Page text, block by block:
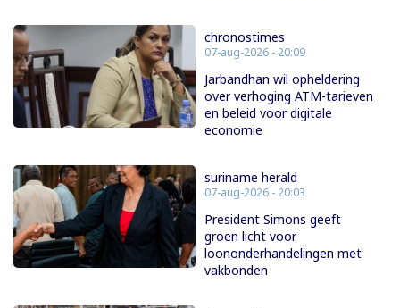
chronostimes
07-aug-2026 - 20:09
Jarbandhan wil opheldering
over verhoging ATM-tarieven
en beleid voor digitale
economie
suriname herald
07-aug-2026 - 20:03
President Simons geeft
groen licht voor
loononderhandelingen met
vakbonden